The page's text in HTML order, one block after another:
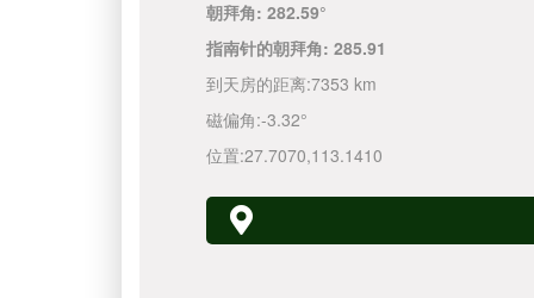
朝拜角: 282.59°
指南针的朝拜角: 285.91
到天房的距离:7353 km
磁偏角:-3.32°
位置:27.7070,113.1410